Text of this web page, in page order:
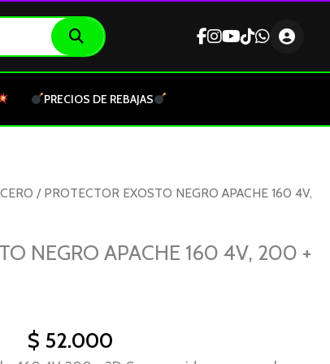
PRECIOS DE REBAJAS
/ PROTECTOR EXOSTO NEGRO APACHE 160 4V,
NEGRO APACHE 160 4V, 200 +
$ 52.000